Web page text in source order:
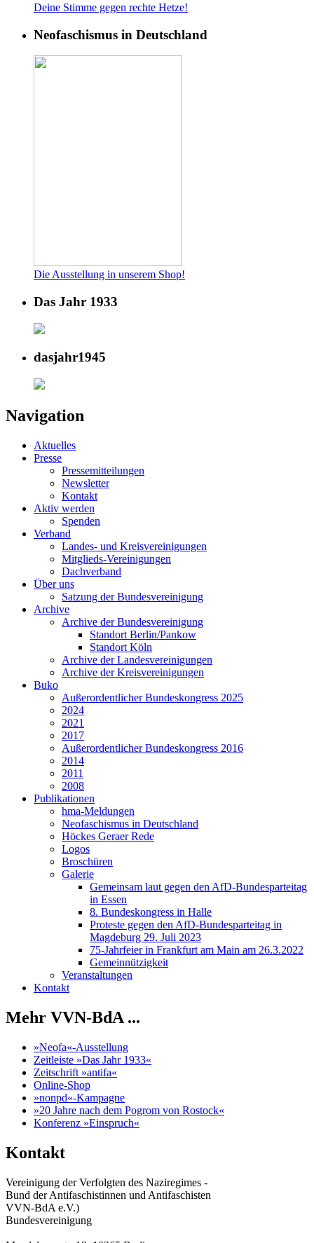
Deine Stimme gegen rechte Hetze!
Neofaschismus in Deutschland
Die Ausstellung in unserem Shop!
Das Jahr 1933
dasjahr1945
Navigation
Aktuelles
Presse
Pressemitteilungen
Newsletter
Kontakt
Aktiv werden
Spenden
Verband
Landes- und Kreisvereinigungen
Mitglieds-Vereinigungen
Dachverband
Über uns
Satzung der Bundesvereinigung
Archive
Archive der Bundesvereinigung
Standort Berlin/Pankow
Standort Köln
Archive der Landesvereinigungen
Archive der Kreisvereinigungen
Buko
Außerordentlicher Bundeskongress 2025
2024
2021
2017
Außerordentlicher Bundeskongress 2016
2014
2011
2008
Publikationen
hma-Meldungen
Neofaschismus in Deutschland
Höckes Geraer Rede
Logos
Broschüren
Galerie
Gemeinsam laut gegen den AfD-Bundesparteitag
in Essen
8. Bundeskongress in Halle
Proteste gegen den AfD-Bundesparteitag in
Magdeburg 29. Juli 2023
75-Jahrfeier in Frankfurt am Main am 26.3.2022
Gemeinnützigkeit
Veranstaltungen
Kontakt
Mehr VVN-BdA ...
»Neofa«-Ausstellung
Zeitleiste »Das Jahr 1933«
Zeitschrift »antifa«
Online-Shop
»nonpd«-Kampagne
»20 Jahre nach dem Pogrom von Rostock«
Konferenz »Einspruch«
Kontakt
Vereinigung der Verfolgten des Naziregimes -
Bund der Antifaschistinnen und Antifaschisten
VVN-BdA e.V.)
Bundesvereinigung